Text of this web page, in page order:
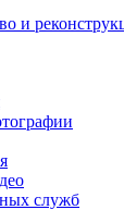
и
служб